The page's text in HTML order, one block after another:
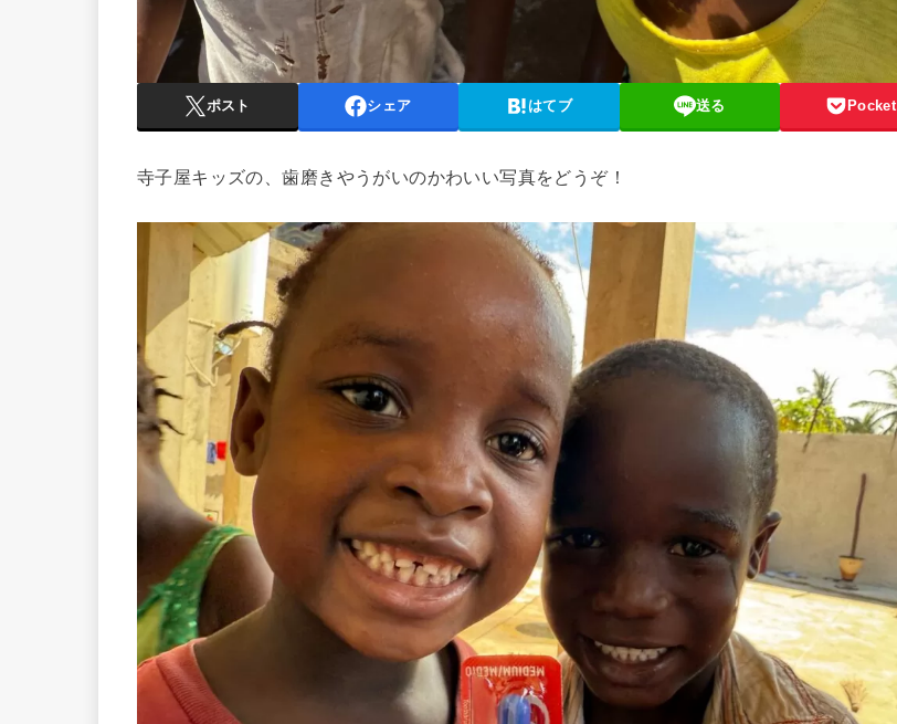
ポスト シェア はてブ 送る Pocket
寺子屋キッズの、歯磨きやうがいのかわいい写真をどうぞ！